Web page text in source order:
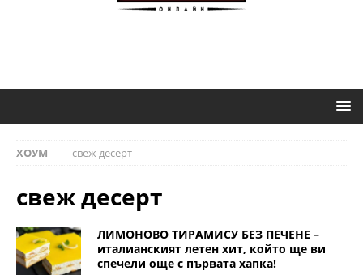
ХОУМ свеж десерт
свеж десерт
ЛИМОНОВО ТИРАМИСУ БЕЗ ПЕЧЕНЕ –
италианският летен хит, който ще ви
спечели още с първата хапка!